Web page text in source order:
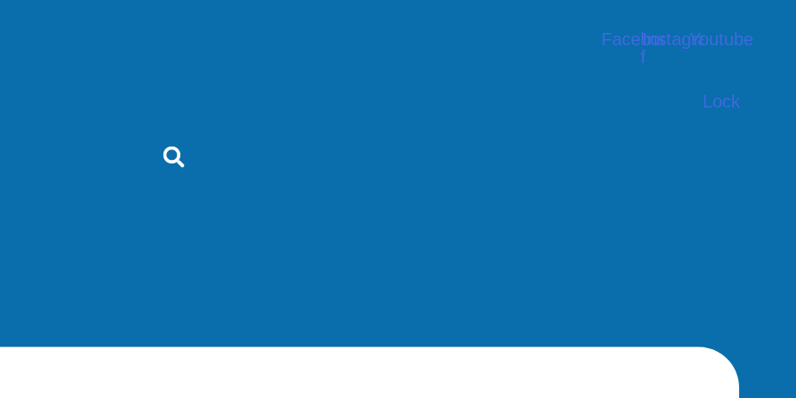
Facebook-
f
InstagramYoutube
Lock